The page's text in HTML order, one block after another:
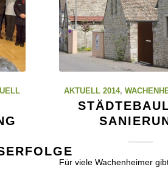
AKTUELL 2014,
Für viele Wachenheimer